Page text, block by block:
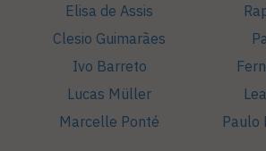
Elisa de Assis
Clesio Guimarães
Ivo Barreto
Lucas Müller
Marcelle Ponté
Paulo